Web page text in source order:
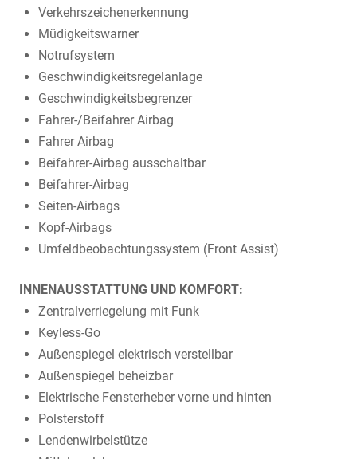
Verkehrszeichenerkennung
Müdigkeitswarner
Notrufsystem
Geschwindigkeitsregelanlage
Geschwindigkeitsbegrenzer
Fahrer-/Beifahrer Airbag
Fahrer Airbag
Beifahrer-Airbag ausschaltbar
Beifahrer-Airbag
Seiten-Airbags
Kopf-Airbags
Umfeldbeobachtungssystem (Front Assist)
INNENAUSSTATTUNG UND KOMFORT:
Zentralverriegelung mit Funk
Keyless-Go
Außenspiegel elektrisch verstellbar
Außenspiegel beheizbar
Elektrische Fensterheber vorne und hinten
Polsterstoff
Lendenwirbelstütze